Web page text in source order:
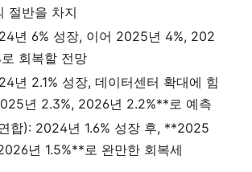
절반을 차지
년 6% 성장, 이어 2025년 4%, 202
회복할 전망
년 2.1% 성장, 데이터센터 확대에 힘
년 2.3%, 2026년 2.2%**로 예측
합): 2024년 1.6% 성장 후, **2025
년 1.5%**로 완만한 회복세